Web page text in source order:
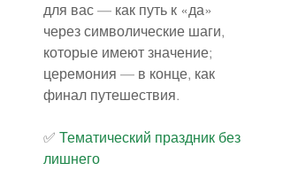
для вас — как путь к «да»
через символические шаги,
которые имеют значение;
церемония — в конце, как
финал путешествия.
✅️ Тематический праздник без
лишнего